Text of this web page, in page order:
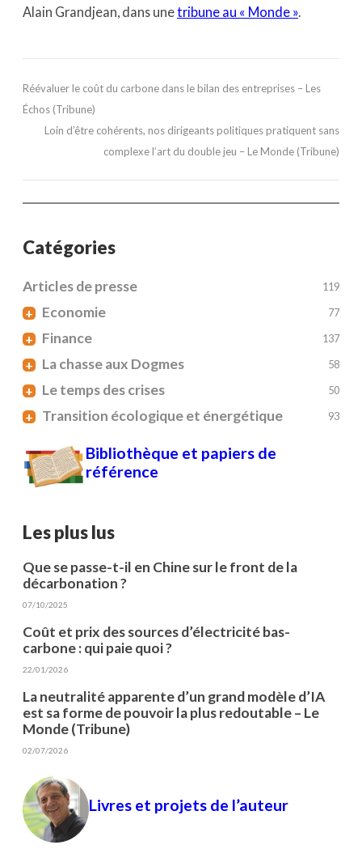
Alain Grandjean, dans unetribune au « Monde ».
Réévaluer le coût du carbone dans le bilan des entreprises – Les
Échos (Tribune)
Loin d’être cohérents, nos dirigeants politiques pratiquent sans
complexe l’art du double jeu – Le Monde (Tribune)
Catégories
Articles de presse 119
+ Economie 77
+ Finance 137
+ La chasse aux Dogmes 58
+ Le temps des crises 50
+ Transition écologique et énergétique 93
Bibliothèque et papiers de
référence
Les plus lus
Que se passe-t-il en Chine sur le front de la
décarbonation ?
07/10/2025
Coût et prix des sources d’électricité bas-
carbone : qui paie quoi ?
22/01/2026
La neutralité apparente d’un grand modèle d’IA
est sa forme de pouvoir la plus redoutable – Le
Monde (Tribune)
02/07/2026
Livres et projets de l’auteur